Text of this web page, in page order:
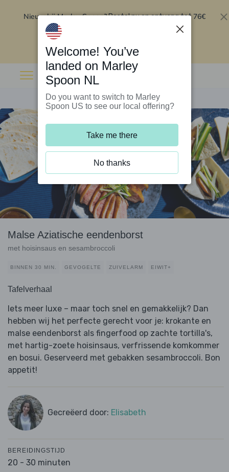
Nieuw bij Marley Spoon?Bestel nu en ontvang tot 76€
Malse Aziatische eendenborst
met hoisinsaus en sesambroccoli
BINNEN 30 MIN. GEVOGELTE ZUIVELARM EIWIT+
Tafelverhaal
Iets meer luxe – maar toch snel en gemakkelijk? Dan
hebben wij het perfecte gerecht voor je: krokante en
malse eendenborst als fingerfood op zachte tortilla's,
met hartig-zoete hoisinsaus, verfrissende komkommer
en bosui. Geserveerd met gebakken sesambroccoli. Bon
appetit!
Gecreëerd door: Elisabeth
BEREIDINGSTIJD
20 - 30 minuten
Welcome! You’ve
landed on Marley
Spoon NL
Do you want to switch to Marley
Spoon US to see our local offering?
Take me there
No thanks